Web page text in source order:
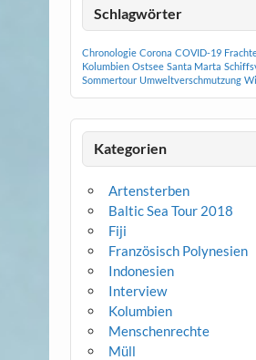
Schlagwörter
Chronologie Corona COVID-19
Kolumbien Ostsee Santa Marta
Sommertour Umweltverschmutzung
Kategorien
Artensterben
Baltic Sea Tour 2018
Fiji
Französisch Polynesien
Indonesien
Interview
Kolumbien
Menschenrechte
Müll